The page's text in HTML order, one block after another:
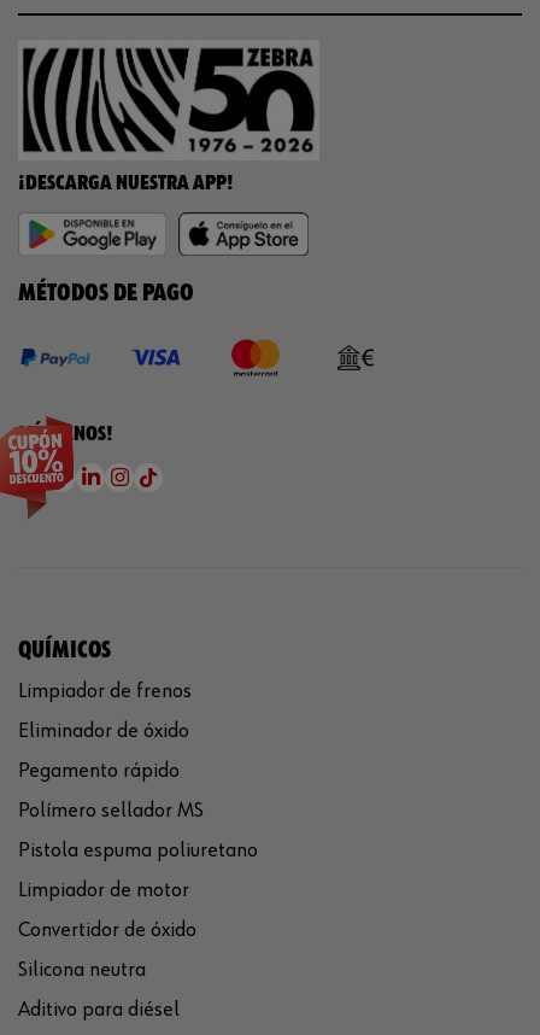
¡DESCARGA NUESTRA APP!
MÉTODOS DE PAGO
¡SÍGUENOS!
QUÍMICOS
Limpiador de frenos
Eliminador de óxido
Pegamento rápido
Polímero sellador MS
Pistola espuma poliuretano
Limpiador de motor
Convertidor de óxido
Silicona neutra
Aditivo para diésel